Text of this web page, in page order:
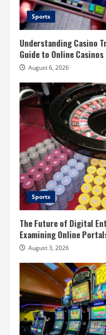
Sports
Understanding Casino
Guide to Online Casinos
August 6, 2026
Sports
The Future of Digital
Examining Online
August 3, 2026